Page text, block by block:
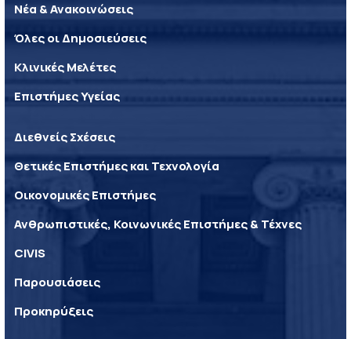
Νέα & Ανακοινώσεις
Όλες οι Δημοσιεύσεις
Κλινικές Μελέτες
Επιστήμες Υγείας
Διεθνείς Σχέσεις
Θετικές Επιστήμες και Τεχνολογία
Οικονομικές Επιστήμες
Ανθρωπιστικές, Κοινωνικές Επιστήμες & Τέχνες
CIVIS
Παρουσιάσεις
Προκηρύξεις